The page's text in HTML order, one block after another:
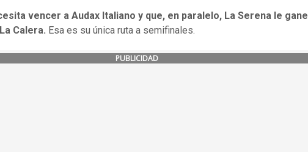
vencer a Audax Italiano y que, en paralelo, La Serena le gane
Calera. Esa es su única ruta a semifinales.
PUBLICIDAD